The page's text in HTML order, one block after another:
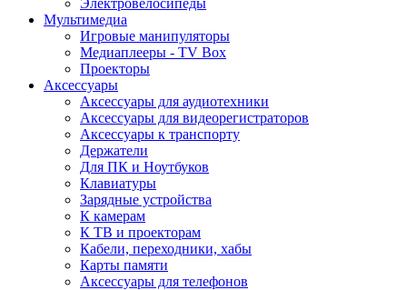
Мультимедиа
Игровые манипуляторы
Медиаплееры - TV Box
Проекторы
Аксессуары
Аксессуары для аудиотехники
Аксессуары для видеорегистраторов
Аксессуары к транспорту
Держатели
Для ПК и Ноутбуков
Клавиатуры
Зарядные устройства
К камерам
К ТВ и проекторам
Кабели, переходники, хабы
Карты памяти
Аксессуары для телефонов